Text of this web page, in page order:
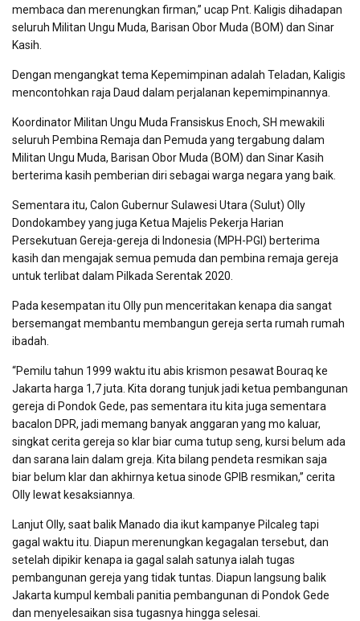
membaca dan merenungkan firman,” ucap Pnt. Kaligis dihadapan
seluruh Militan Ungu Muda, Barisan Obor Muda (BOM) dan Sinar
Kasih.
Dengan mengangkat tema Kepemimpinan adalah Teladan, Kaligis
mencontohkan raja Daud dalam perjalanan kepemimpinannya.
Koordinator Militan Ungu Muda Fransiskus Enoch, SH mewakili
seluruh Pembina Remaja dan Pemuda yang tergabung dalam
Militan Ungu Muda, Barisan Obor Muda (BOM) dan Sinar Kasih
berterima kasih pemberian diri sebagai warga negara yang baik.
Sementara itu, Calon Gubernur Sulawesi Utara (Sulut) Olly
Dondokambey yang juga Ketua Majelis Pekerja Harian
Persekutuan Gereja-gereja di Indonesia (MPH-PGI) berterima
kasih dan mengajak semua pemuda dan pembina remaja gereja
untuk terlibat dalam Pilkada Serentak 2020.
Pada kesempatan itu Olly pun menceritakan kenapa dia sangat
bersemangat membantu membangun gereja serta rumah rumah
ibadah.
“Pemilu tahun 1999 waktu itu abis krismon pesawat Bouraq ke
Jakarta harga 1,7 juta. Kita dorang tunjuk jadi ketua pembangunan
gereja di Pondok Gede, pas sementara itu kita juga sementara
bacalon DPR, jadi memang banyak anggaran yang mo kaluar,
singkat cerita gereja so klar biar cuma tutup seng, kursi belum ada
dan sarana lain dalam greja. Kita bilang pendeta resmikan saja
biar belum klar dan akhirnya ketua sinode GPIB resmikan,” cerita
Olly lewat kesaksiannya.
Lanjut Olly, saat balik Manado dia ikut kampanye Pilcaleg tapi
gagal waktu itu. Diapun merenungkan kegagalan tersebut, dan
setelah dipikir kenapa ia gagal salah satunya ialah tugas
pembangunan gereja yang tidak tuntas. Diapun langsung balik
Jakarta kumpul kembali panitia pembangunan di Pondok Gede
dan menyelesaikan sisa tugasnya hingga selesai.